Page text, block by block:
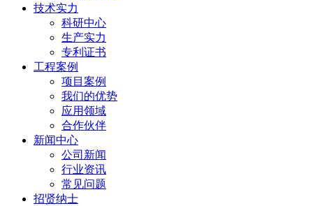
技术实力
科研中心
生产实力
专利证书
工程案例
项目案例
我们的优势
应用领域
合作伙伴
新闻中心
公司新闻
行业资讯
常见问题
招贤纳士